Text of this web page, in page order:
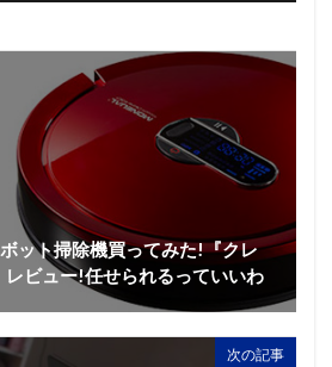
ット掃除機買ってみた!『クレ
レビュー!任せられるっていいわ
次の記事